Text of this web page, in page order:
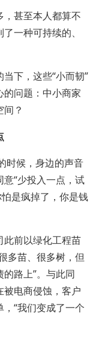
甚至本人都算不
一种可持续的、
下，这些“小而韧”
的问题：中小商家
？
时候，身边的声音
“少投入一点，试
是疯掉了，你是钱
此前以绿化工程苗
多苗、很多树，但
路上”。与此同
被电商侵蚀，客户
“我们变成了一个